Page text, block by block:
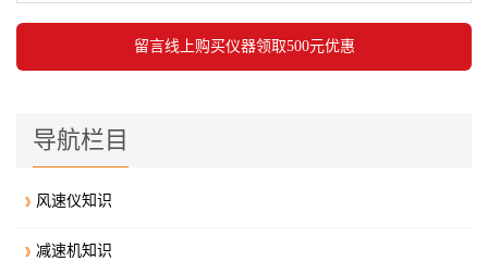
导航栏目
风速仪知识
减速机知识